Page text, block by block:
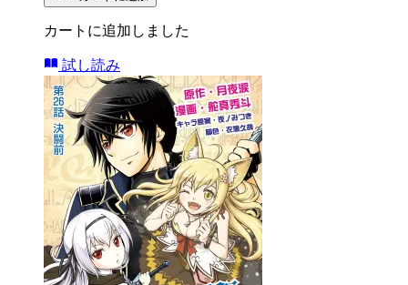
カートに追加しました
試し読み